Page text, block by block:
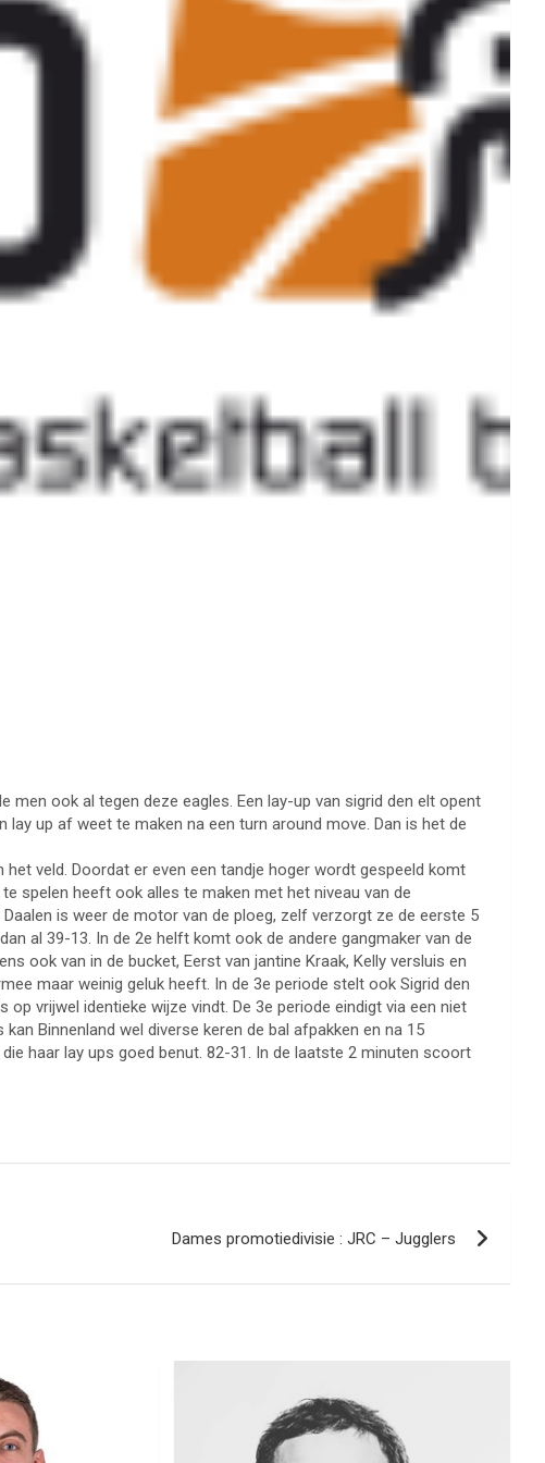
ook al tegen deze eagles. Een lay-up van sigrid den elt opent
up af weet te maken na een turn around move. Dan is het de
veld. Doordat er even een tandje hoger wordt gespeeld komt
spelen heeft ook alles te maken met het niveau van de
is weer de motor van de ploeg, zelf verzorgt ze de eerste 5
al 39-13. In de 2e helft komt ook de andere gangmaker van de
ook van in de bucket, Eerst van jantine Kraak, Kelly versluis en
maar weinig geluk heeft. In de 3e periode stelt ook Sigrid den
vrijwel identieke wijze vindt. De 3e periode eindigt via een niet
Binnenland wel diverse keren de bal afpakken en na 15
haar lay ups goed benut. 82-31. In de laatste 2 minuten scoort
Dames promotiedivisie : JRC – Jugglers